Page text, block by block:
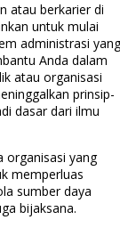
atau berkarier di
untuk mulai
administrasi yang
Anda dalam
atau organisasi
prinsip-
dasar dari ilmu
organisasi yang
memperluas
sumber daya
bijaksana.